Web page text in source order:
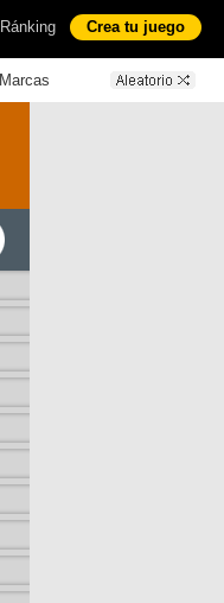
Ránking Crea tu juego
Marcas